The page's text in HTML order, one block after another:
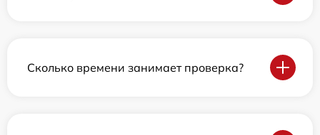
Сколько времени занимает проверка?